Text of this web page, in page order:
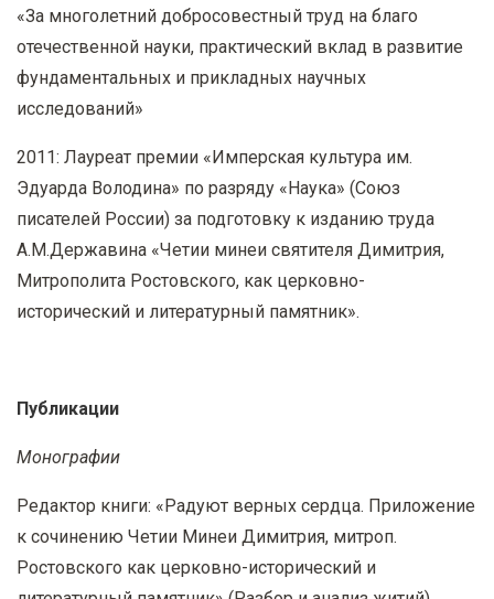
«За многолетний добросовестный труд на благо
отечественной науки, практический вклад в развитие
фундаментальных и прикладных научных
исследований»
2011: Лауреат премии «Имперская культура им.
Эдуарда Володина» по разряду «Наука» (Союз
писателей России) за подготовку к изданию труда
А.М.Державина «Четии минеи святителя Димитрия,
Митрополита Ростовского, как церковно-
исторический и литературный памятник».
Публикации
Монографии
Редактор книги: «Радуют верных сердца. Приложение
к сочинению Четии Минеи Димитрия, митроп.
Ростовского как церковно-исторический и